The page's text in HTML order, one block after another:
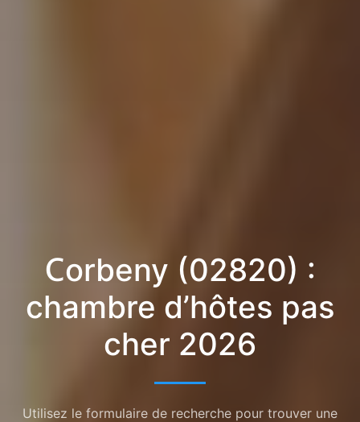
Corbeny (02820) :
chambre d’hôtes pas
cher 2026
Utilisez le formulaire de recherche pour trouver une